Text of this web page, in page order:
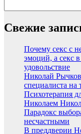
Свежие
Почему секс с
эмоций, а секс в
удовольствие
Николай
специалиста на
Психотерапия
Николаем
Парадокс
несчастными
В преддверии